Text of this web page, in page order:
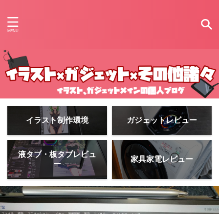
イラスト制作環境 ガジェットレビュー
液タブ・板タブレビュ
ー
家具家電レビュー